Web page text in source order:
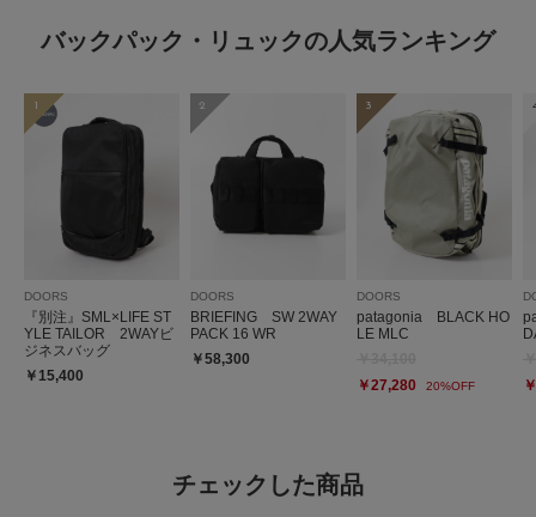
バックパック・リュックの人気ランキング
1
DOORS
『別注』SML×LIFE ST
YLE TAILOR 2WAYビ
ジネスバッグ
￥15,400
2
DOORS
BRIEFING SW 2WAY
PACK 16 WR
￥58,300
3
DOORS
patagonia BLACK HO
LE MLC
￥27,280
20%OFF
チェックした商品